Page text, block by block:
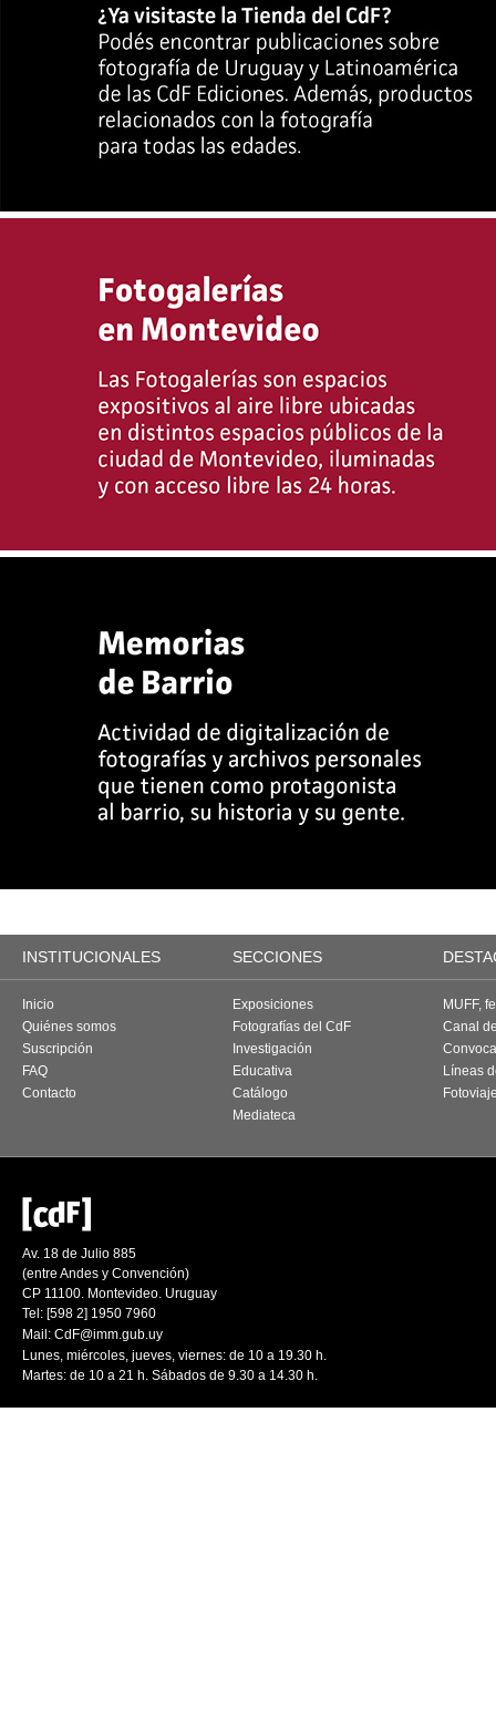
INSTITUCIONALES SECCIONES
Inicio
Quiénes somos
Suscripción
FAQ
Contacto
Exposiciones
Fotografías del CdF
Investigación
Educativa
Catálogo
Mediateca
MUFF,
Canal
Líneas
Av. 18 de Julio 885
(entre Andes y Convención)
CP 11100. Montevideo. Uruguay
Tel: [598 2] 1950 7960
Mail: CdF@imm.gub.uy
Lunes, miércoles, jueves, viernes: de 10 a 19.30 h.
Martes: de 10 a 21 h. Sábados de 9.30 a 14.30 h.